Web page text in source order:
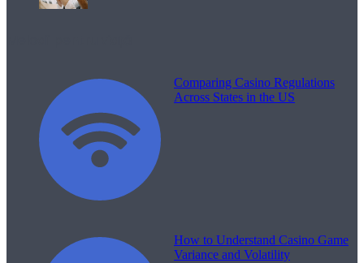
Comparing Casino Regulations
Across States in the US
How to Understand Casino Game
Variance and Volatility